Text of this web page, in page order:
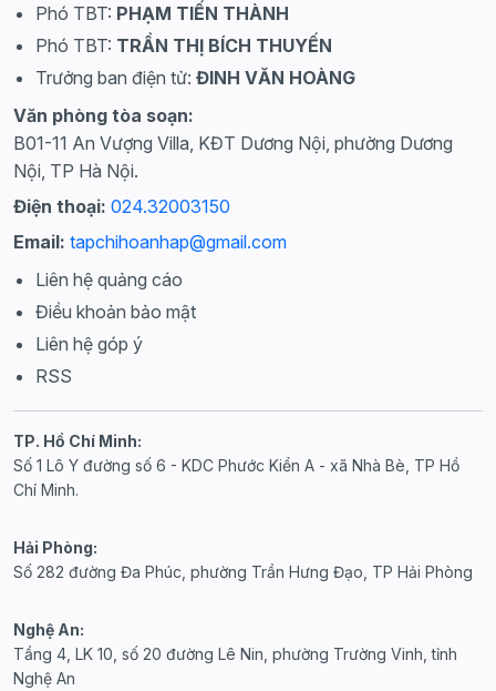
Phó TBT: PHẠM TIẾN THÀNH
Phó TBT: TRẦN THỊ BÍCH THUYẾN
Trưởng ban điện tử: ĐINH VĂN HOÀNG
Văn phòng tòa soạn:
B01-11 An Vượng Villa, KĐT Dương Nội, phường Dương
Nội, TP Hà Nội.
Điện thoại: 024.32003150
Email: tapchihoanhap@gmail.com
Liên hệ quảng cáo
Điều khoản bảo mật
Liên hệ góp ý
RSS
TP. Hồ Chí Minh:
Số 1 Lô Y đường số 6 - KDC Phước Kiển A - xã Nhà Bè, TP Hồ
Chí Minh.
Hải Phòng:
Số 282 đường Đa Phúc, phường Trần Hưng Đạo, TP Hải Phòng
Nghệ An:
Tầng 4, LK 10, số 20 đường Lê Nin, phường Trường Vinh, tỉnh
Nghệ An